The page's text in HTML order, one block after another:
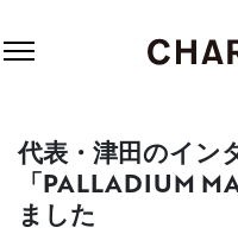
代表・津田のイン
「PALLADIUM
ました